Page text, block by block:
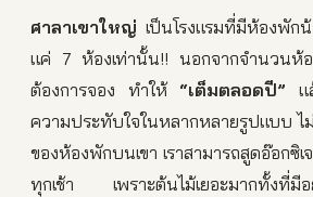
ศาลาเขาใหญ่ เป็นโรงแรมที่มีห้องพัก
แค่ 7 ห้องเท่านั้น!! นอกจากจำนวนห้
ต้องการจอง ทำให้ “เต็มตลอดปี” แ
ความประทับใจในหลากหลายรูปแบบ ไ
ของห้องพักบนเขา เราสามารถสูดอ๊อกซิ
ทุกเช้า เพราะต้นไม้เยอะมากทั้งที่มีอ